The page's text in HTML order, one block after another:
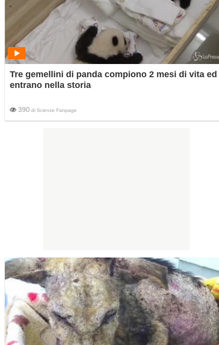
Tre gemellini di panda compiono 2 mesi di vita ed
entrano nella storia
390 di Scienze Fanpage